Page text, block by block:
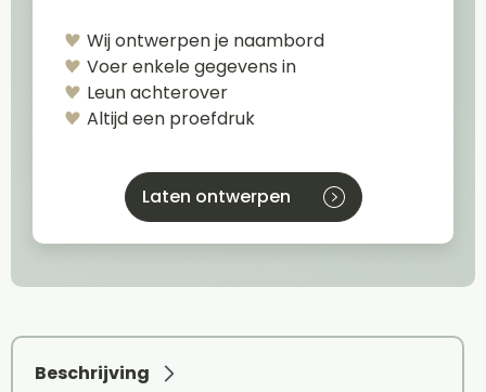
Wij ontwerpen je naambord
Voer enkele gegevens in
Leun achterover
Altijd een proefdruk
Laten ontwerpen
Beschrijving